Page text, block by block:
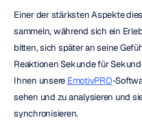
Einer der stärksten Aspekte
sammeln, während sich ein
bitten, sich später an seine
Reaktionen Sekunde für
Ihnen unsere EmotivPRO-
sehen und zu analysieren und
synchronisieren.